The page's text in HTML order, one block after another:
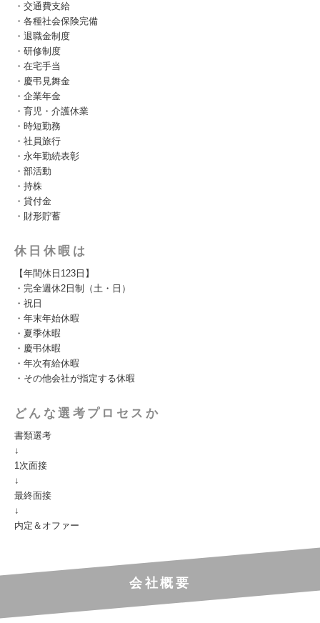
・交通費支給
・各種社会保険完備
・退職金制度
・研修制度
・在宅手当
・慶弔見舞金
・企業年金
・育児・介護休業
・時短勤務
・社員旅行
・永年勤続表彰
・部活動
・持株
・貸付金
・財形貯蓄
休日休暇は
【年間休日123日】
・完全週休2日制（土・日）
・祝日
・年末年始休暇
・夏季休暇
・慶弔休暇
・年次有給休暇
・その他会社が指定する休暇
どんな選考プロセスか
書類選考
↓
1次面接
↓
最終面接
↓
内定＆オファー
会社概要